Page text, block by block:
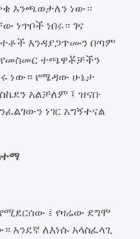
እንጫወታለን ነው።
ነበሩ። ገና
እንዳያጋጥሙን በጣም
የመስመር ተጫዋቾቻችን
ነው። የሜዳው ሁኔታ
አልቻለም ፤ ዝናቡ
ነገር አግኝተናል
፤ የዛሬው ደግሞ
አንደኛ ለእነሱ አላስፈላጊ